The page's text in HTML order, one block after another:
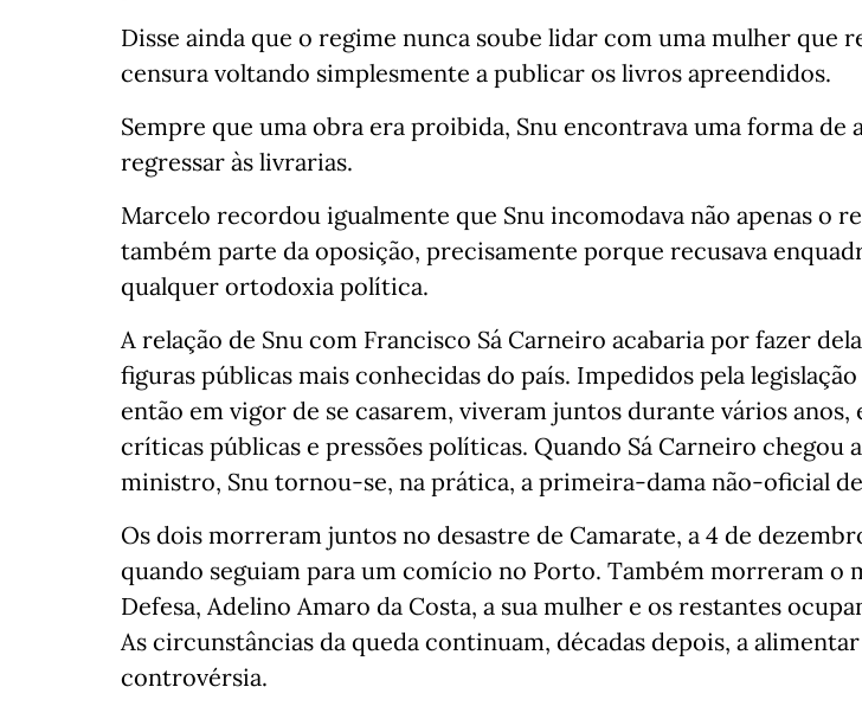
Disse ainda que o regime nunca soube lidar com uma mulher que
censura voltando simplesmente a publicar os livros apreendidos.
Sempre que uma obra era proibida, Snu encontrava uma forma de
regressar às livrarias.
Marcelo recordou igualmente que Snu incomodava não apenas o
também parte da oposição, precisamente porque recusava
qualquer ortodoxia política.
A relação de Snu com Francisco Sá Carneiro acabaria por fazer
figuras públicas mais conhecidas do país. Impedidos pela
então em vigor de se casarem, viveram juntos durante vários
críticas públicas e pressões políticas. Quando Sá Carneiro chegou
ministro, Snu tornou-se, na prática, a primeira-dama não-oficial
Os dois morreram juntos no desastre de Camarate, a 4 de
quando seguiam para um comício no Porto. Também morreram o
Defesa, Adelino Amaro da Costa, a sua mulher e os restantes
As circunstâncias da queda continuam, décadas depois, a
controvérsia.